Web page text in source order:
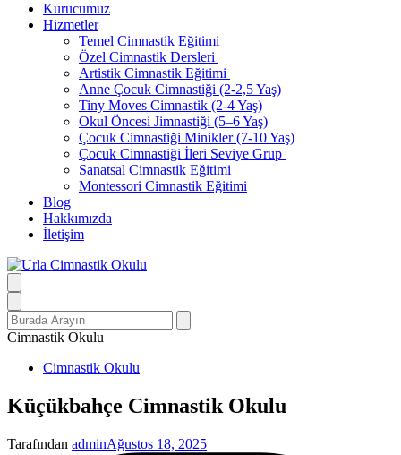
Kurucumuz
Hizmetler
Temel Cimnastik Eğitimi
Özel Cimnastik Dersleri
Artistik Cimnastik Eğitimi
Anne Çocuk Cimnastiği (2-2,5 Yaş)
Tiny Moves Cimnastik (2-4 Yaş)
Okul Öncesi Jimnastiği (5–6 Yaş)
Çocuk Cimnastiği Minikler (7-10 Yaş)
Çocuk Cimnastiği İleri Seviye Grup
Sanatsal Cimnastik Eğitimi
Montessori Cimnastik Eğitimi
Blog
Hakkımızda
İletişim
Search
for:
Cimnastik Okulu
YayınlananCimnastik Okulu
Küçükbahçe Cimnastik Okulu
Tarafından adminAğustos 18, 2025